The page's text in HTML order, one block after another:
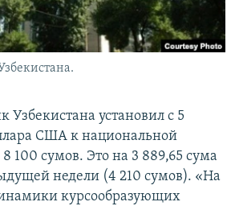
Узбекистана установил с 5
США к национальной
100 сумов. Это на 3 889,65 сума
недели (4 210 сумов). «На
курсообразующих